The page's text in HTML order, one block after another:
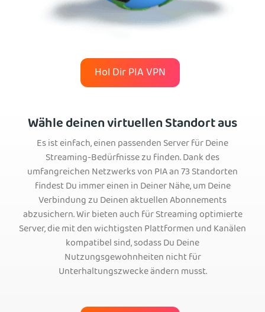
Hol Dir PIA VPN
Wähle deinen virtuellen Standort aus
Es ist einfach, einen passenden Server für Deine
Streaming-Bedürfnisse zu finden. Dank des
umfangreichen Netzwerks von PIA an 73 Standorten
findest Du immer einen in Deiner Nähe, um Deine
Verbindung zu Deinen aktuellen Abonnements
abzusichern. Wir bieten auch für Streaming optimierte
Server, die mit den wichtigsten Plattformen und Kanälen
kompatibel sind, sodass Du Deine
Nutzungsgewohnheiten nicht für
Unterhaltungszwecke ändern musst.